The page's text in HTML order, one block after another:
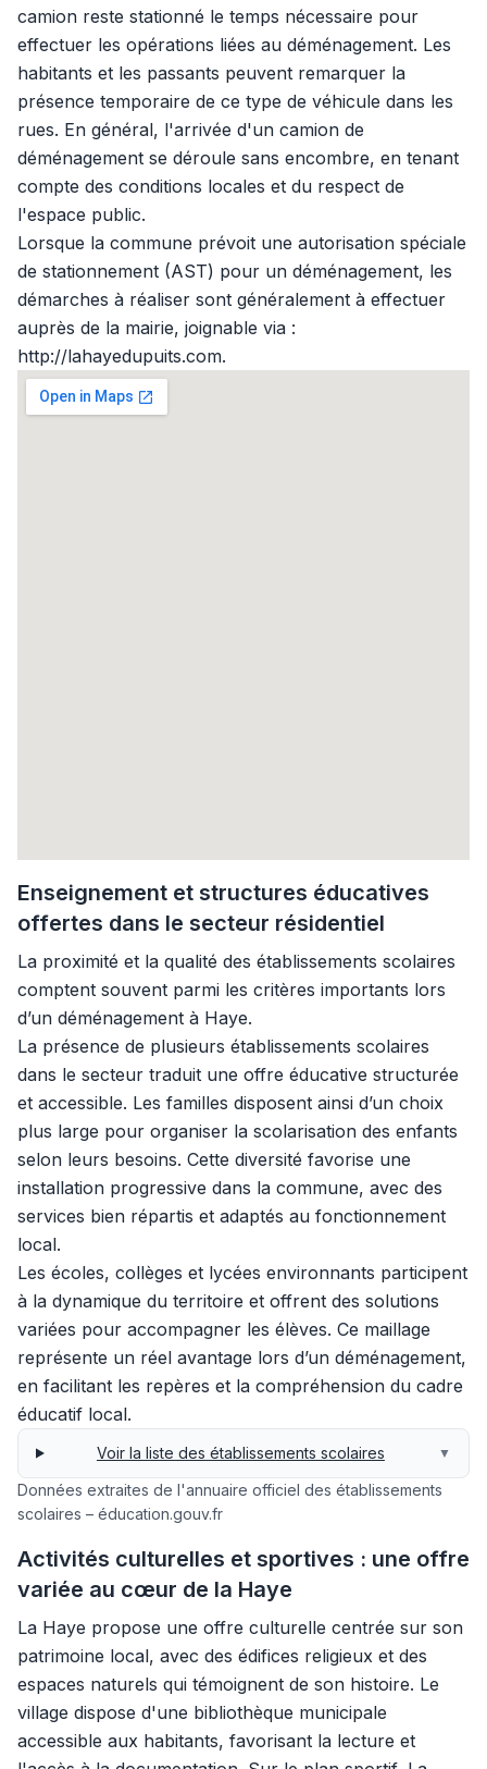
camion reste stationné le temps nécessaire pour
effectuer les opérations liées au déménagement. Les
habitants et les passants peuvent remarquer la
présence temporaire de ce type de véhicule dans les
rues. En général, l'arrivée d'un camion de
déménagement se déroule sans encombre, en tenant
compte des conditions locales et du respect de
l'espace public.
Lorsque la commune prévoit une autorisation spéciale
de stationnement (AST) pour un déménagement, les
démarches à réaliser sont généralement à effectuer
auprès de la mairie, joignable via :
http://lahayedupuits.com.
Enseignement et structures éducatives
offertes dans le secteur résidentiel
La proximité et la qualité des établissements scolaires
comptent souvent parmi les critères importants lors
d’un déménagement à Haye.
La présence de plusieurs établissements scolaires
dans le secteur traduit une offre éducative structurée
et accessible. Les familles disposent ainsi d’un choix
plus large pour organiser la scolarisation des enfants
selon leurs besoins. Cette diversité favorise une
installation progressive dans la commune, avec des
services bien répartis et adaptés au fonctionnement
local.
Les écoles, collèges et lycées environnants participent
à la dynamique du territoire et offrent des solutions
variées pour accompagner les élèves. Ce maillage
représente un réel avantage lors d’un déménagement,
en facilitant les repères et la compréhension du cadre
éducatif local.
Voir la liste des établissements scolaires ▼
Données extraites de l'annuaire officiel des établissements
scolaires – éducation.gouv.fr
Activités culturelles et sportives : une offre
variée au cœur de la Haye
La Haye propose une offre culturelle centrée sur son
patrimoine local, avec des édifices religieux et des
espaces naturels qui témoignent de son histoire. Le
village dispose d'une bibliothèque municipale
accessible aux habitants, favorisant la lecture et